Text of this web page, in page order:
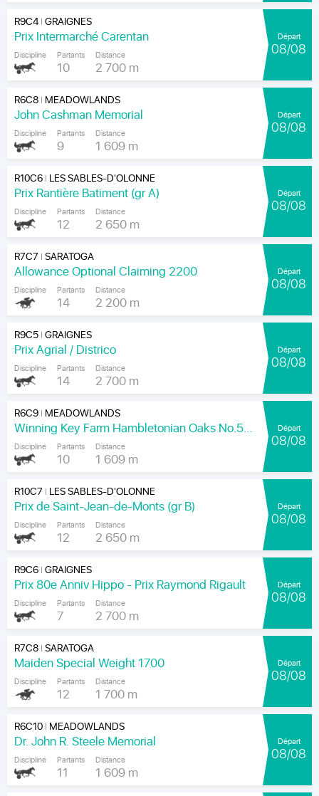
R9C4|GRAIGNES
Prix Intermarché Carentan
Discipline Partants
10
Distance
2 700 m
Départ
08/08
R6C8| MEADOWLANDS
John Cashman Memorial
Discipline Partants
9
Distance
1 609 m
Départ
08/08
R10C6| LES SABLES-D'OLONNE
Prix Rantière Batiment (gr A)
Discipline Partants
12
Distance
2 650 m
Départ
08/08
R7C7 |SARATOGA
Allowance Optional Claiming 2200
Discipline Partants
14
Distance
2 200 m
Départ
08/08
R9C5|GRAIGNES
Prix Agrial / Districo
Discipline Partants
14
Distance
2 700 m
Départ
08/08
R6C9| MEADOWLANDS
Winning Key Farm Hambletonian Oaks No.56 - Final
Discipline Partants
10
Distance
1 609 m
Départ
08/08
R10C7 | LES SABLES-D'OLONNE
Prix de Saint-Jean-de-Monts (gr B)
Discipline Partants
12
Distance
2 650 m
Départ
08/08
R9C6|GRAIGNES
Prix 80e Anniv Hippo - Prix Raymond Rigault
Discipline Partants
7
Distance
2 700 m
Départ
08/08
R7C8|SARATOGA
Maiden Special Weight 1700
Discipline Partants
12
Distance
1 700 m
Départ
08/08
R6C10| MEADOWLANDS
Dr. John R. Steele Memorial
Discipline Partants
11
Distance
1 609 m
Départ
08/08